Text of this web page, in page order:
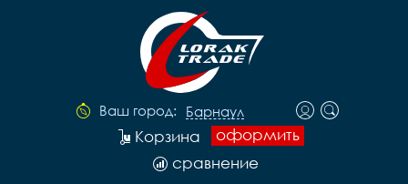
Ваш город: Барнаул
оформить
Корзина
сравнение